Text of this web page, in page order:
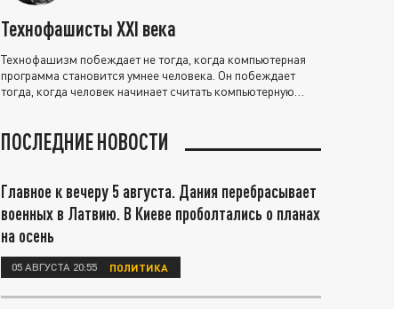
Технофашисты XXI века
Технофашизм побеждает не тогда, когда компьютерная
программа становится умнее человека. Он побеждает
тогда, когда человек начинает считать компьютерную
ПОСЛЕДНИЕ НОВОСТИ
Главное к вечеру 5 августа. Дания перебрасывает
военных в Латвию. В Киеве проболтались о планах
на осень
05 АВГУСТА 20:55 ПОЛИТИКА